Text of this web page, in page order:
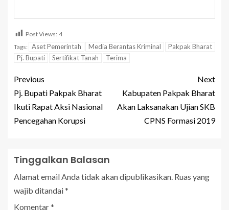
Post Views: 4
Tags: Aset Pemerintah Media Berantas Kriminal
Pakpak Bharat
Pj. Bupati
Sertifikat Tanah Terima
Previous
Pj. Bupati Pakpak Bharat
Ikuti Rapat Aksi Nasional
Pencegahan Korupsi
Next
Kabupaten Pakpak Bharat
Akan Laksanakan Ujian SKB
CPNS Formasi 2019
Tinggalkan Balasan
Alamat email Anda tidak akan dipublikasikan. Ruas yang
wajib ditandai*
Komentar*